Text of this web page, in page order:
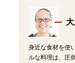
身近な食材を使
ルな料理は、圧